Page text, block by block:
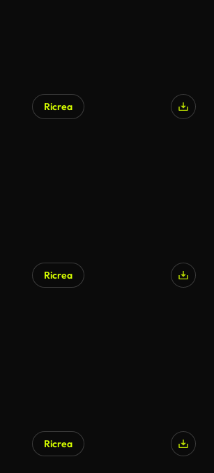
Ricrea
Ricrea
Ricrea